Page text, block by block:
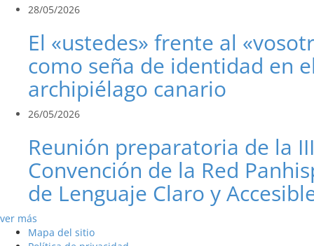
28/05/2026
El «ustedes» frente al
como seña de identidad en
archipiélago canario
26/05/2026
Reunión preparatoria de la III
Convención de la Red
de Lenguaje Claro y
ver más
Mapa del sitio